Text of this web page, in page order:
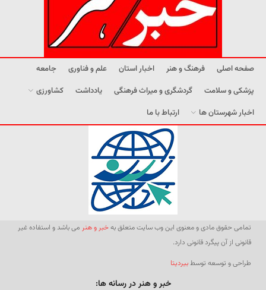
صفحه اصلی فرهنگ و هنر اخبار استان علم و فناوری
جامعه
پزشکی و سلامت
گردشگری و میراث فرهنگی یادداشت
کشاورزی
اخبار شهرستان ها
ارتباط با ما
تمامی حقوق مادی و معنوی این وب سایت متعلق بهخبر و هنر می باشد و استفاده غیر
قانونی از آن پیگرد قانونی دارد.
طراحی و توسعه توسطبیردیتا
خبر و هنر در رسانه ها: